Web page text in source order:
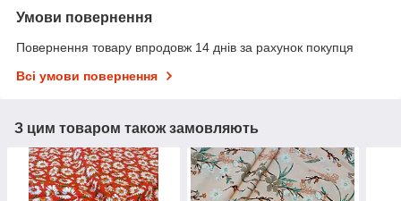
Умови повернення
Повернення товару впродовж 14 днів за рахунок покупця
Всі умови повернення
З цим товаром також замовляють